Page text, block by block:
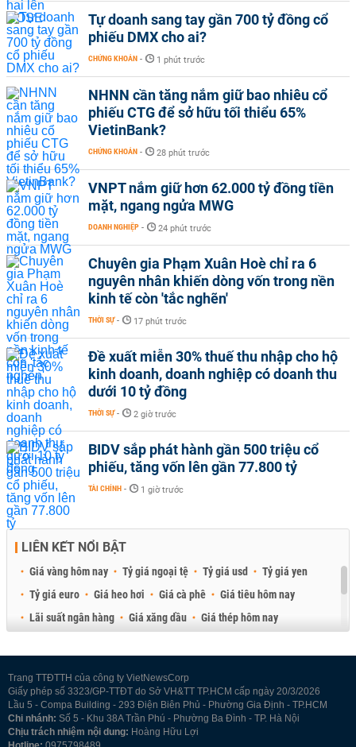
Tự doanh sang tay gần 700 tỷ đồng cổ
phiếu DMX cho ai?
CHỨNG KHOÁN - 1 phút trước
NHNN cần tăng nắm giữ bao nhiêu cổ
phiếu CTG để sở hữu tối thiểu 65%
VietinBank?
CHỨNG KHOÁN - 28 phút trước
VNPT nắm giữ hơn 62.000 tỷ đồng tiền
mặt, ngang ngửa MWG
DOANH NGHIỆP - 24 phút trước
Chuyên gia Phạm Xuân Hoè chỉ ra 6
nguyên nhân khiến dòng vốn trong nền
kinh tế còn 'tắc nghẽn'
THỜI SỰ - 17 phút trước
Đề xuất miễn 30% thuế thu nhập cho hộ
kinh doanh, doanh nghiệp có doanh thu
dưới 10 tỷ đồng
THỜI SỰ - 2 giờ trước
BIDV sắp phát hành gần 500 triệu cổ
phiếu, tăng vốn lên gần 77.800 tỷ
TÀI CHÍNH - 1 giờ trước
LIÊN KẾT NỔI BẬT
Giá vàng hôm nay Tỷ giá ngoại tệ Tỷ giá usd
Tỷ giá yen
Tỷ giá euro
Giá heo hơi Giá cà phê
Giá tiêu hôm nay
Lãi suất ngân hàng
Giá xăng dầu
Giá thép hôm nay
Trang TTĐTTH của công ty VietNewsCorp
Giấy phép số 3323/GP-TTĐT do Sở VH&TT TP.HCM cấp ngày 20/3/2026
Lầu 5 - Compa Building - 293 Điện Biên Phủ - Phường Gia Định - TP.HCM
Chi nhánh: Số 5 - Khu 38A Trần Phú - Phường Ba Đình - TP. Hà Nội
Chịu trách nhiệm nội dung: Hoàng Hữu Lợi